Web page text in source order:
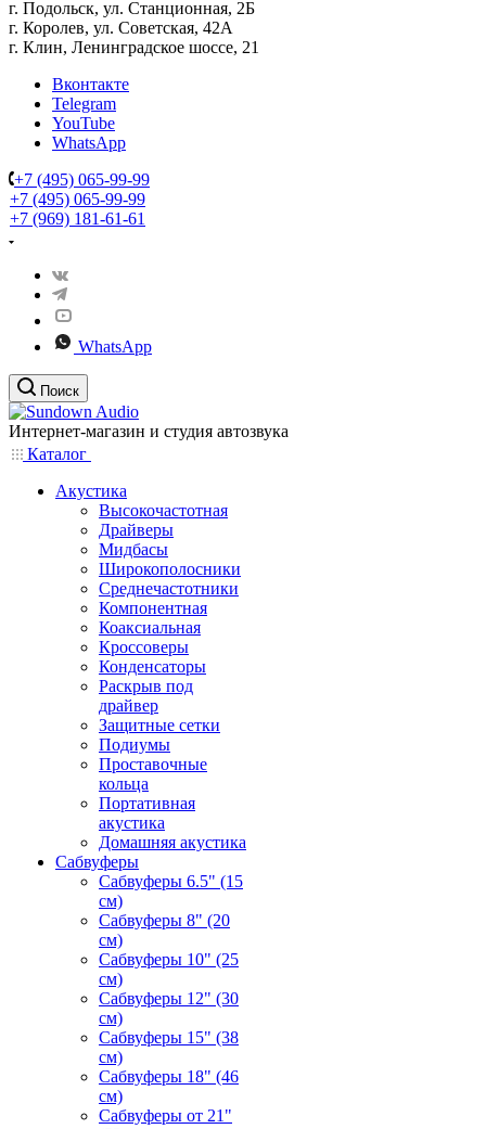
г. Подольск, ул. Станционная, 2Б
г. Королев, ул. Советская, 42А
г. Клин, Ленинградское шоссе, 21
Вконтакте
Telegram
YouTube
WhatsApp
+7 (495) 065-99-99
+7 (495) 065-99-99
+7 (969) 181-61-61
WhatsApp
Поиск
Интернет-магазин и студия автозвука
Каталог
Акустика
Высокочастотная
Драйверы
Мидбасы
Широкополосники
Среднечастотники
Компонентная
Коаксиальная
Кроссоверы
Конденсаторы
Раскрыв под
драйвер
Защитные сетки
Подиумы
Проставочные
кольца
Портативная
акустика
Домашняя акустика
Сабвуферы
Сабвуферы 6.5" (15
см)
Сабвуферы 8" (20
см)
Сабвуферы 10" (25
см)
Сабвуферы 12" (30
см)
Сабвуферы 15" (38
см)
Сабвуферы 18" (46
см)
Сабвуферы от 21"